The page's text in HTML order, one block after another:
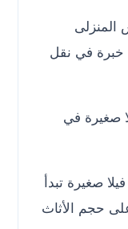
خبرة في نقل
صغيرة في
صغيرة تبدأ
على حجم الأثاث